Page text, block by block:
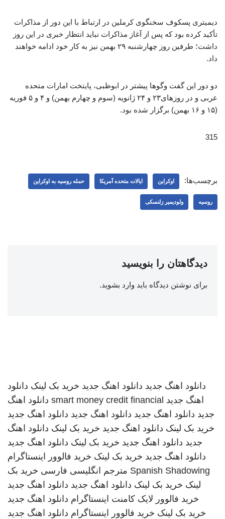
دیمیتری پسکوف سخنگوی کرملین در ارتباط با این دور از مذاکرات
تأکید کرده بود که پس از آغاز مذاکرات نباید انتظار خبری در این روز
داشت؛ طرفین روز چهارشنبه ۲۹ بهمن نیز به کار خود ادامه خواهند
داد.
دو دور این گفت‌ وگوها پیشتر در ابوظبی، پایتخت امارات متحده
عربی و در روزهای۲۳ و ۲۴ ژانویه (سوم و چهارم بهمن) و ۴ و ۵ فوریه
(۱۵ و ۱۶ بهمن) برگزار شده بود.
315
برچسب‌ها: اوکراین ایالات متحده آمریکا حمله روسیه به اوکراین
روسیه ولودیمیر زلنسکی
دیدگاهتان را بنویسید
برای نوشتن دیدگاه باید وارد بشوید.
دانلود اهنگ جدید دانلود اهنگ جدید خرید بک لینک دانلود
اهنگ جدید smart money credit financial دانلود اهنگ
جدید دانلود اهنگ جدید دانلود اهنگ جدید دانلود اهنگ جدید
خرید بک لینک دانلود اهنگ جدید خرید بک لینک دانلود اهنگ
جدید دانلود اهنگ جدید خرید بک لینک دانلود اهنگ جدید
دانلود اهنگ جدید خرید بک لینک خرید فالوور اینستاگرام
Spanish Shadowing مترجم انگلیسی فارسی خرید بک
لینک خرید بک لینک دانلود اهنگ جدید دانلود اهنگ جدید
خرید فالوور لایک کامنت اینستاگرام دانلود اهنگ جدید
خرید بک لینک خرید فالوور اینستاگرام دانلود اهنگ جدید